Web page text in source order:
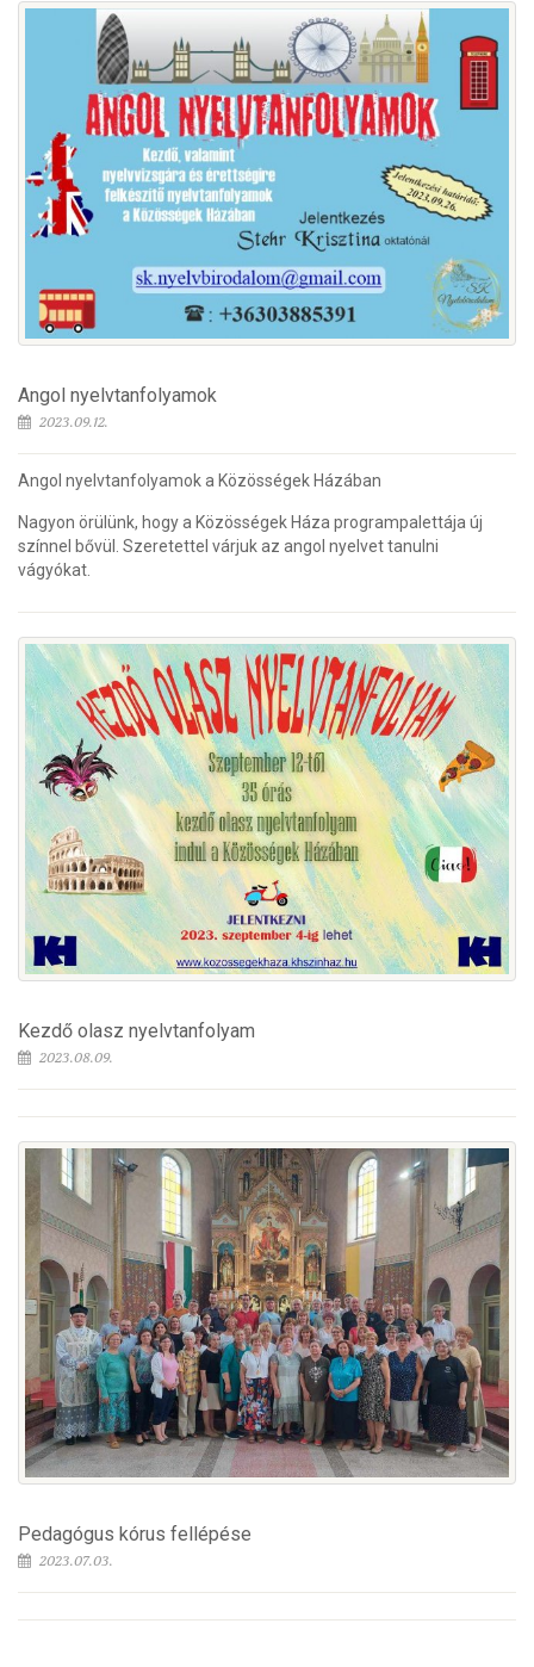
Angol nyelvtanfolyamok
2023.09.12.
Angol nyelvtanfolyamok a Közösségek Házában
Nagyon örülünk, hogy a Közösségek Háza programpalettája új
színnel bővül. Szeretettel várjuk az angol nyelvet tanulni
vágyókat.
Kezdő olasz nyelvtanfolyam
2023.08.09.
Pedagógus kórus fellépése
2023.07.03.